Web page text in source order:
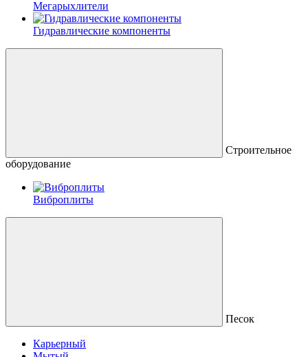
Мегарыхлители
Гидравлические компоненты
Строительное
оборудование
Виброплиты
Песок
Карьерный